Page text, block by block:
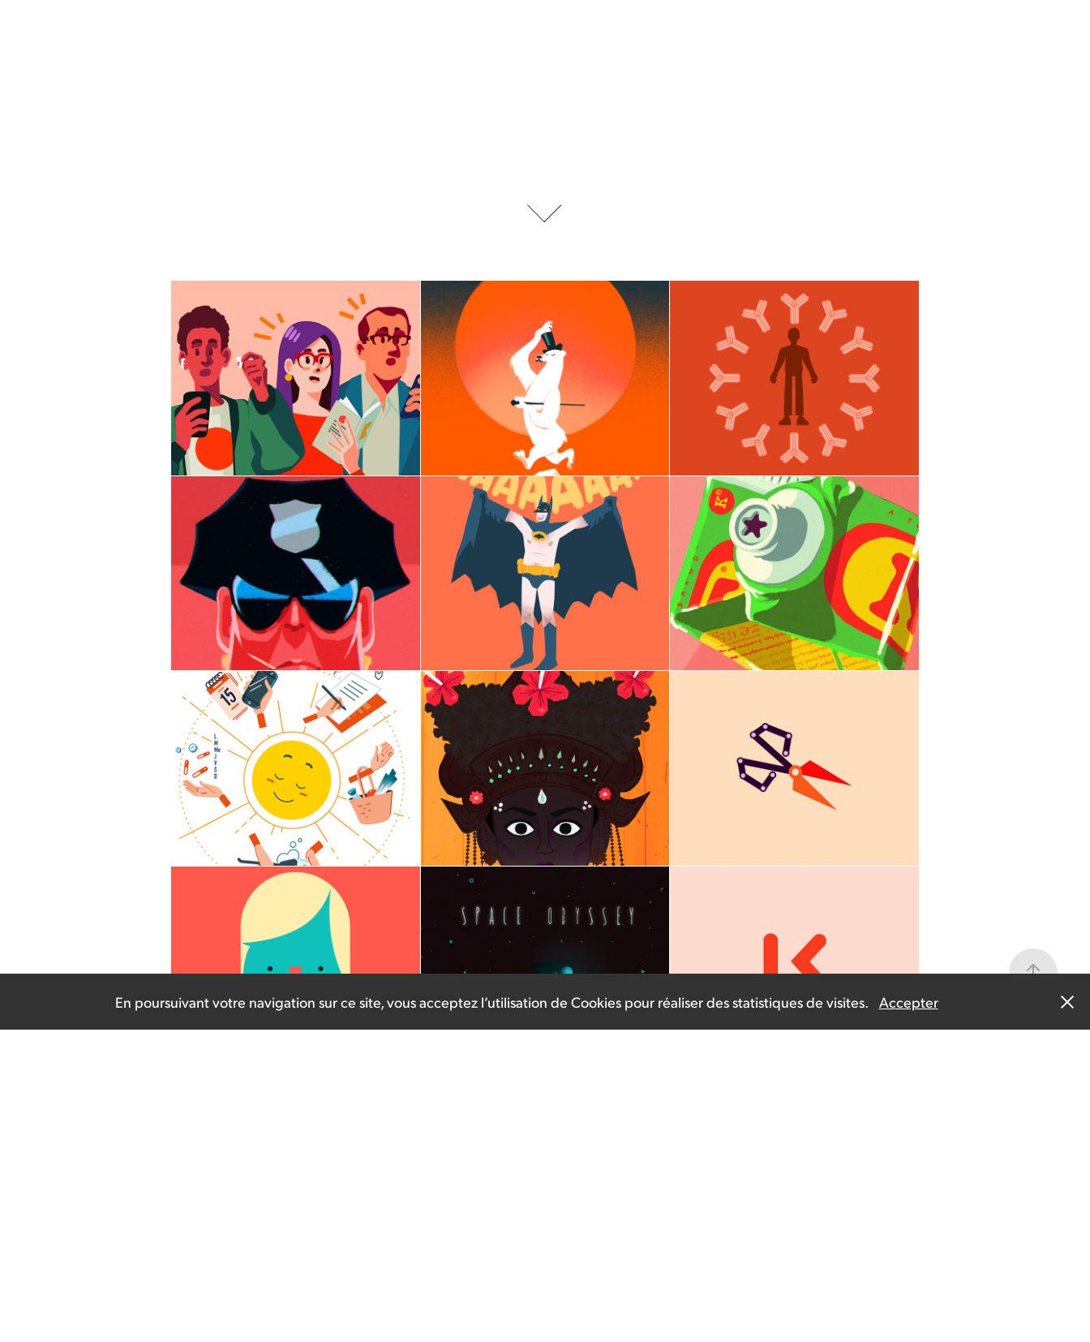
Donner son plasma Energetic Transition Run
Les Neuropathies
Périphériques Auto-
immunes Chroniques
Blackout animation
The perfect outfit for
climate change -
Animation
Coming out! Animation
Guide à l'usage de
l'aidant - Illustration
Polaroïd Songs -
Illustration, animation
Treatment breakthrough
- Graphic and motion
design
ADIE - Animation video
The Space Odyssey -
Animation
Kraft - Logo redesign,
website and video
En poursuivant votre navigation sur ce site, vous acceptez l’utilisation de Cookies pour réaliser des statistiques de visites. Accepter